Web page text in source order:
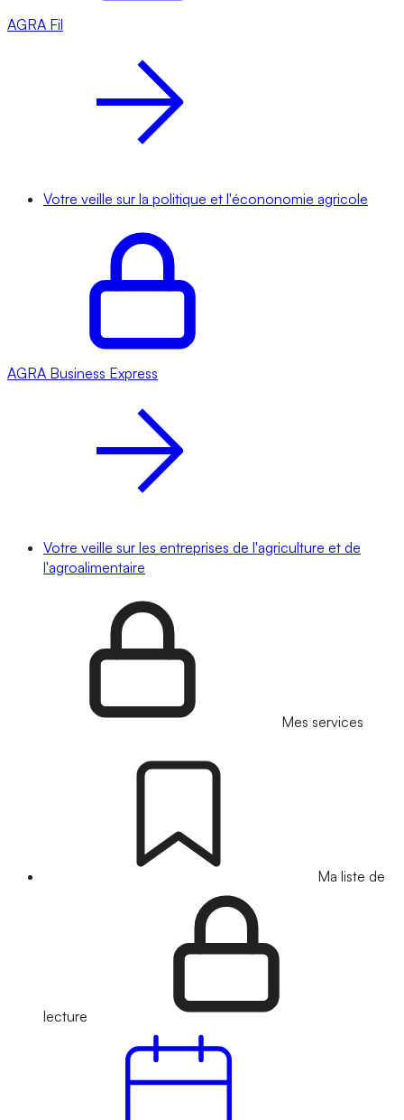
AGRA Fil
Votre veille sur la politique et l'écononomie agricole
AGRA Business Express
Votre veille sur les entreprises de l'agriculture et de
l'agroalimentaire
Mes services
Ma liste de
lecture